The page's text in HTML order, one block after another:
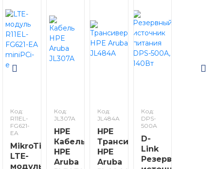
Код:
R11EL-
FG621-
EA
MikroTik
LTE-
модуль
Код:
JL307A
HPE
Кабель
HPE
Aruba
Код:
JL484A
HPE
Трансивер
HPE
Aruba
Код:
DPS-
500A
D-
Link
Резервный